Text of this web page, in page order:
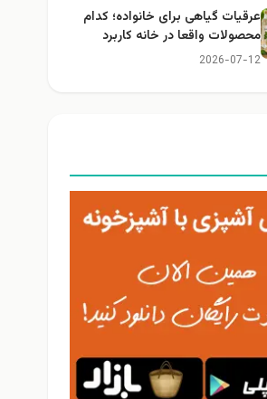
عرقیات گیاهی برای خانواده؛ کدام
محصولات واقعا در خانه کاربرد
دارند؟
2026-07-12